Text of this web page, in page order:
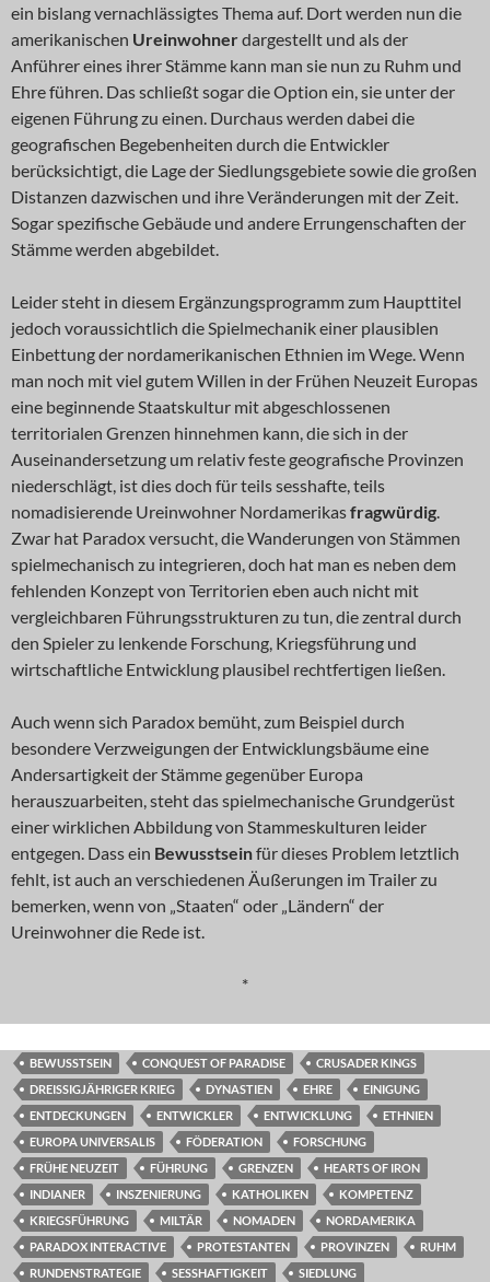
ein bislang vernachlässigtes Thema auf. Dort werden nun die
amerikanischen Ureinwohnerdargestellt und als der
Anführer eines ihrer Stämme kann man sie nun zu Ruhm und
Ehre führen. Das schließt sogar die Option ein, sie unter der
eigenen Führung zu einen. Durchaus werden dabei die
geografischen Begebenheiten durch die Entwickler
berücksichtigt, die Lage der Siedlungsgebiete sowie die großen
Distanzen dazwischen und ihre Veränderungen mit der Zeit.
Sogar spezifische Gebäude und andere Errungenschaften der
Stämme werden abgebildet.
Leider steht in diesem Ergänzungsprogramm zum Haupttitel
jedoch voraussichtlich die Spielmechanik einer plausiblen
Einbettung der nordamerikanischen Ethnien im Wege. Wenn
man noch mit viel gutem Willen in der Frühen Neuzeit Europas
eine beginnende Staatskultur mit abgeschlossenen
territorialen Grenzen hinnehmen kann, die sich in der
Auseinandersetzung um relativ feste geografische Provinzen
niederschlägt, ist dies doch für teils sesshafte, teils
nomadisierende Ureinwohner Nordamerikasfragwürdig.
Zwar hat Paradox versucht, die Wanderungen von Stämmen
spielmechanisch zu integrieren, doch hat man es neben dem
fehlenden Konzept von Territorien eben auch nicht mit
vergleichbaren Führungsstrukturen zu tun, die zentral durch
den Spieler zu lenkende Forschung, Kriegsführung und
wirtschaftliche Entwicklung plausibel rechtfertigen ließen.
Auch wenn sich Paradox bemüht, zum Beispiel durch
besondere Verzweigungen der Entwicklungsbäume eine
Andersartigkeit der Stämme gegenüber Europa
herauszuarbeiten, steht das spielmechanische Grundgerüst
einer wirklichen Abbildung von Stammeskulturen leider
entgegen. Dass ein Bewusstseinfür dieses Problem letztlich
fehlt, ist auch an verschiedenen Äußerungen im Trailer zu
bemerken, wenn von „Staaten“ oder „Ländern“ der
Ureinwohner die Rede ist.
*
BEWUSSTSEIN CONQUEST OF PARADISE
CRUSADER KINGS
DREISSIGJÄHRIGER KRIEG
DYNASTIEN EHRE
EINIGUNG
ENTDECKUNGEN
ENTWICKLER ENTWICKLUNG
ETHNIEN
EUROPA UNIVERSALIS
FÖDERATION
FORSCHUNG
FRÜHE NEUZEIT
FÜHRUNG GRENZEN
HEARTS OF IRON
INDIANER
INSZENIERUNG KATHOLIKEN
KOMPETENZ
KRIEGSFÜHRUNG
MILTÄR NOMADEN
NORDAMERIKA
PARADOX INTERACTIVE
PROTESTANTEN PROVINZEN
RUHM
RUNDENSTRATEGIE
SESSHAFTIGKEIT
SIEDLUNG